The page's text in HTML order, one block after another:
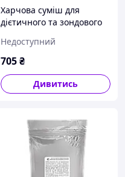
Харчова суміш для
дієтичного та зондового
EntherMeal 1000 г
Недоступний
705₴
Дивитись